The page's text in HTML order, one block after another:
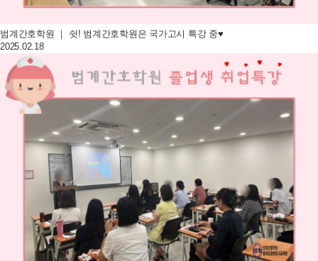
범계간호학원 ｜ 쉿! 범계간호학원은 국가고시 특강 중♥
2025.02.18